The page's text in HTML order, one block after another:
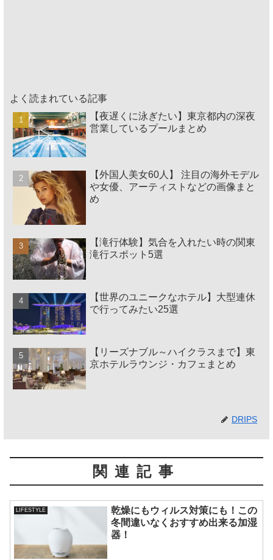
よく読まれている記事
【夜遅くに泳ぎたい】東京都内の深夜
営業しているプールまとめ
【外国人美女60人】 注目の海外モデル
や女優、アーティストなどの画像まと
め
【滝行体験】気合を入れたい時の関東
滝行スポット5選
【世界のユニークなホテル】大型連休
で行ってみたい25選
【リーズナブル～ハイクラスまで】東
京ホテルラウンジ・カフェまとめ
DRIPS
関連記事
LIFESTYLE
乾燥にもウィルス対策にも！この
冬間違いなくおすすめ出来る加湿
器！